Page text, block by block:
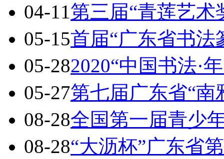
04-11第三届“青莲艺
05-15首届“广东省书
05-282020“中国书法·
05-27第七届广东省“
08-28全国第一届青少
08-28“大沥杯”广东省